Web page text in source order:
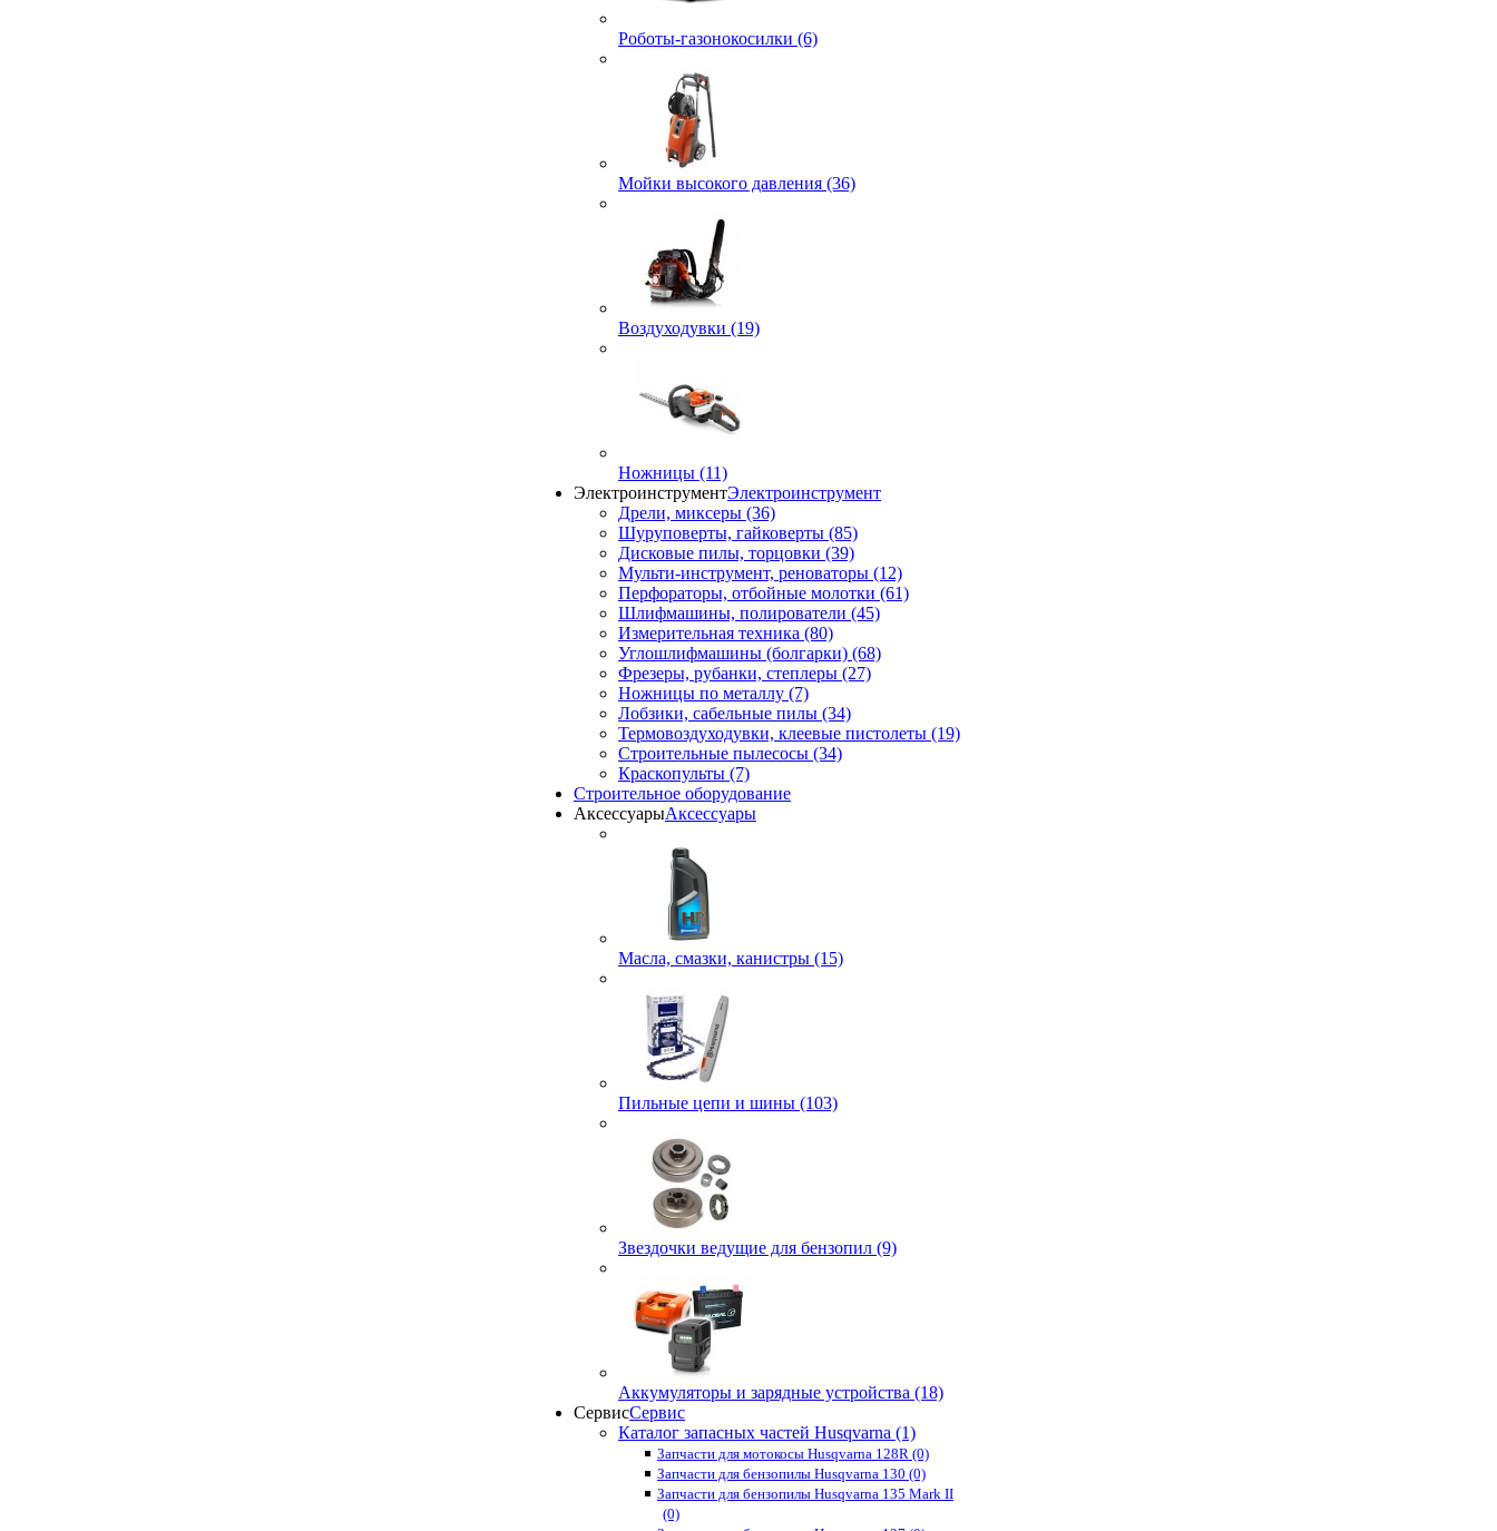
Роботы-газонокосилки (6)
Мойки высокого давления (36)
Воздуходувки (19)
Ножницы (11)
ЭлектроинструментЭлектроинструмент
Дрели, миксеры (36)
Шуруповерты, гайковерты (85)
Дисковые пилы, торцовки (39)
Мульти-инструмент, реноваторы (12)
Перфораторы, отбойные молотки (61)
Шлифмашины, полирователи (45)
Измерительная техника (80)
Углошлифмашины (болгарки) (68)
Фрезеры, рубанки, степлеры (27)
Ножницы по металлу (7)
Лобзики, сабельные пилы (34)
Термовоздуходувки, клеевые пистолеты (19)
Строительные пылесосы (34)
Краскопульты (7)
Строительное оборудование
АксессуарыАксессуары
Масла, смазки, канистры (15)
Пильные цепи и шины (103)
Звездочки ведущие для бензопил (9)
Аккумуляторы и зарядные устройства (18)
СервисСервис
Каталог запасных частей Husqvarna (1)
Запчасти для мотокосы Husqvarna 128R (0)
Запчасти для бензопилы Husqvarna 130 (0)
Запчасти для бензопилы Husqvarna 135 Mark II
(0)